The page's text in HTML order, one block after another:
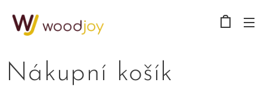
Nákupní košík